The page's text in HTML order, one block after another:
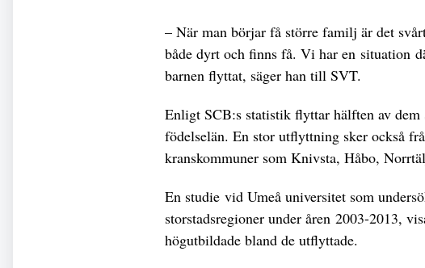
– När man börjar få större familj är det
både dyrt och finns få. Vi har en situation
barnen flyttat, säger han till SVT.
Enligt SCB:s statistik flyttar hälften av
födelselän. En stor utflyttning sker också
kranskommuner som Knivsta, Håbo,
En studie vid Umeå universitet som
storstadsregioner under åren 2003-2013,
högutbildade bland de utflyttade.